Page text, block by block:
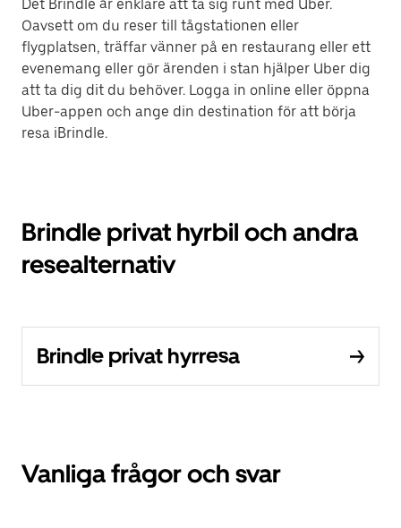
Det Brindle är enklare att ta sig runt med Uber.
Oavsett om du reser till tågstationen eller
flygplatsen, träffar vänner på en restaurang eller ett
evenemang eller gör ärenden i stan hjälper Uber dig
att ta dig dit du behöver. Logga in online eller öppna
Uber-appen och ange din destination för att börja
resa iBrindle.
Brindle privat hyrbil och andra
resealternativ
Brindle privat hyrresa
Vanliga frågor och svar